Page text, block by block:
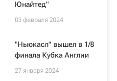
Юнайтед"
03 февраля 2024
"Ньюкасл" вышел в 1/8
финала Кубка Англии
27 января 2024